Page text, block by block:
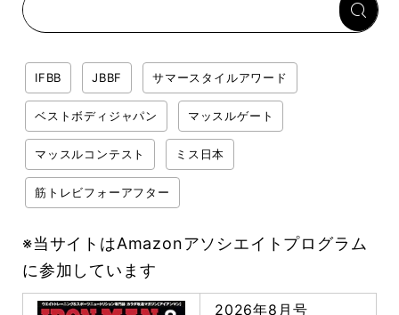
IFBB JBBF サマースタイルアワード
ベストボディジャパン マッスルゲート
マッスルコンテスト ミス日本
筋トレビフォーアフター
※当サイトはAmazonアソシエイトプログラム
に参加しています
2026年8月号